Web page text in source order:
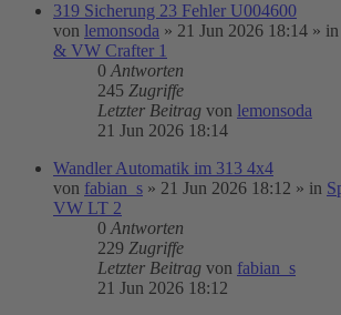
319 Sicherung 23 Fehler U004600
von lemonsoda » 21 Jun 2026 18:14 » in
& VW Crafter 1
0 Antworten
245 Zugriffe
Letzter Beitrag von lemonsoda
21 Jun 2026 18:14
Wandler Automatik im 313 4x4
von fabian_s » 21 Jun 2026 18:12 » in
VW LT 2
0 Antworten
229 Zugriffe
Letzter Beitrag von fabian_s
21 Jun 2026 18:12